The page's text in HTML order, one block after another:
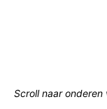
Scroll naar